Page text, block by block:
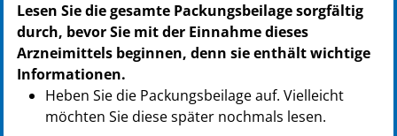
Lesen Sie die gesamte Packungsbeilage sorgfältig
durch, bevor Sie mit der Einnahme dieses
Arzneimittels beginnen, denn sie enthält wichtige
Informationen.
Heben Sie die Packungsbeilage auf. Vielleicht
möchten Sie diese später nochmals lesen.